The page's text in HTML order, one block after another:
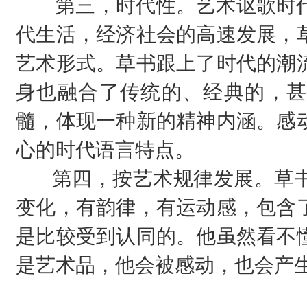
第三，时代性。艺术讴歌时
代生活，经济社会的高速发展，
艺术形式。草书跟上了时代的潮
身也融合了传统的、经典的，
髓，体现一种新的精神内涵。感
心的时代语言特点。
第四，按艺术规律发展。草
变化，有韵律，有运动感，包
是比较受到认同的。他虽然看
是艺术品，他会被感动，也会产